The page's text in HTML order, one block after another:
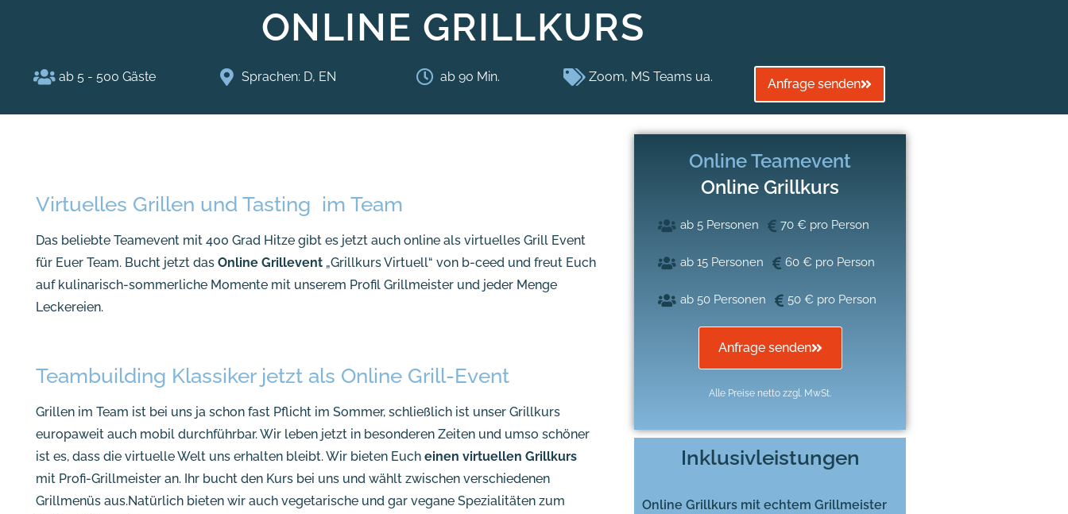
ONLINE GRILLKURS
ab 5 - 500 Gäste Sprachen: D, EN ab 90 Min. Zoom, MS Teams ua. Anfrage senden
Virtuelles Grillen und Tasting im Team
Das beliebte Teamevent mit 400 Grad Hitze gibt es jetzt auch online als virtuelles Grill Event
für Euer Team. Bucht jetzt das Online Grillevent „Grillkurs Virtuell“ von b-ceed und freut Euch
auf kulinarisch-sommerliche Momente mit unserem Profil Grillmeister und jeder Menge
Leckereien.
Teambuilding Klassiker jetzt als Online Grill-Event
Grillen im Team ist bei uns ja schon fast Pflicht im Sommer, schließlich ist unser Grillkurs
europaweit auch mobil durchführbar. Wir leben jetzt in besonderen Zeiten und umso schöner
ist es, dass die virtuelle Welt uns erhalten bleibt. Wir bieten Euch einen virtuellen Grillkurs
mit Profi-Grillmeister an. Ihr bucht den Kurs bei uns und wählt zwischen verschiedenen
Grillmenüs aus.Natürlich bieten wir auch vegetarische und gar vegane Spezialitäten zum
Online Teamevent
Online Grillkurs
ab 5 Personen 70 € pro Person
ab 15 Personen 60 € pro Person
ab 50 Personen 50 € pro Person
Anfrage senden
Alle Preise netto zzgl. MwSt.
Inklusivleistungen
Online Grillkurs mit echtem Grillmeister